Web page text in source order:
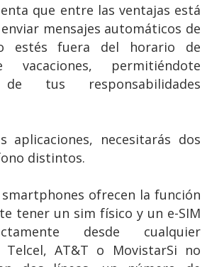
que entre las ventajas está
mensajes automáticos de
estés fuera del horario de
permitiéndote
de tus responsabilidades
aplicaciones, necesitarás dos
distintos.
ofrecen la función
tener un sim físico y un e-SIM
desde cualquier
Telcel, AT&T o MovistarSi no